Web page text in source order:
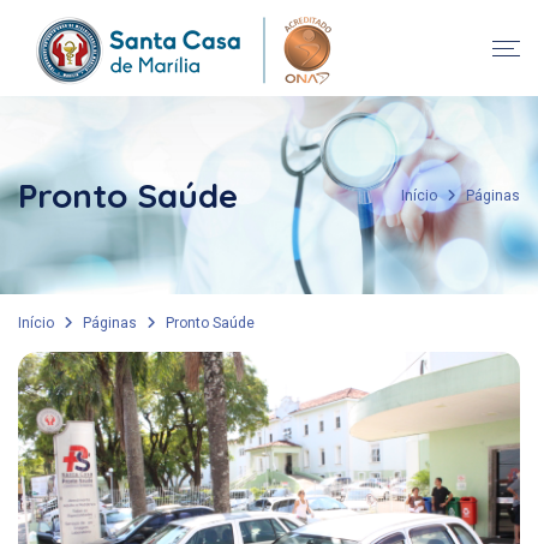
Pronto Saúde Início Páginas
Início Páginas Pronto Saúde